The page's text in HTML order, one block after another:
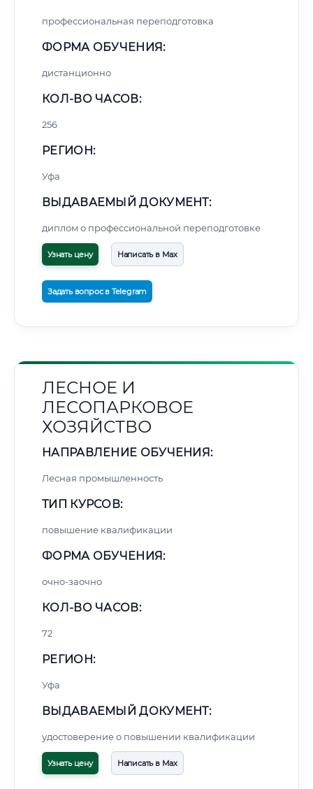
профессиональная переподготовка
ФОРМА ОБУЧЕНИЯ:
дистанционно
КОЛ-ВО ЧАСОВ:
256
РЕГИОН:
Уфа
ВЫДАВАЕМЫЙ ДОКУМЕНТ:
диплом о профессиональной переподготовке
Узнать цену Написать в Max
Задать вопрос в Telegram
ЛЕСНОЕ И
ЛЕСОПАРКОВОЕ
ХОЗЯЙСТВО
НАПРАВЛЕНИЕ ОБУЧЕНИЯ:
Лесная промышленность
ТИП КУРСОВ:
повышение квалификации
ФОРМА ОБУЧЕНИЯ:
очно-заочно
КОЛ-ВО ЧАСОВ:
72
РЕГИОН:
Уфа
ВЫДАВАЕМЫЙ ДОКУМЕНТ:
удостоверение о повышении квалификации
Узнать цену Написать в Max